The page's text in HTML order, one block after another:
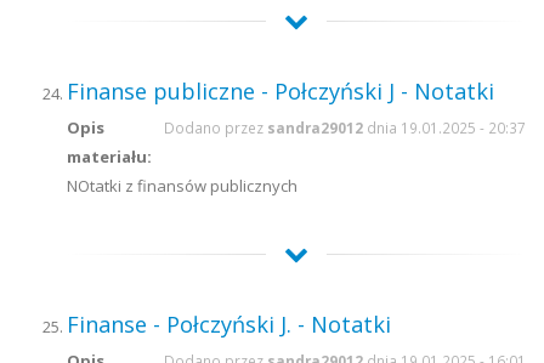
Finanse publiczne - Połczyński J - Notatki
Dodano przez sandra29012 dnia 19.01.2025 - 20:37
Opis
materiału:
NOtatki z finansów publicznych
Finanse - Połczyński J. - Notatki